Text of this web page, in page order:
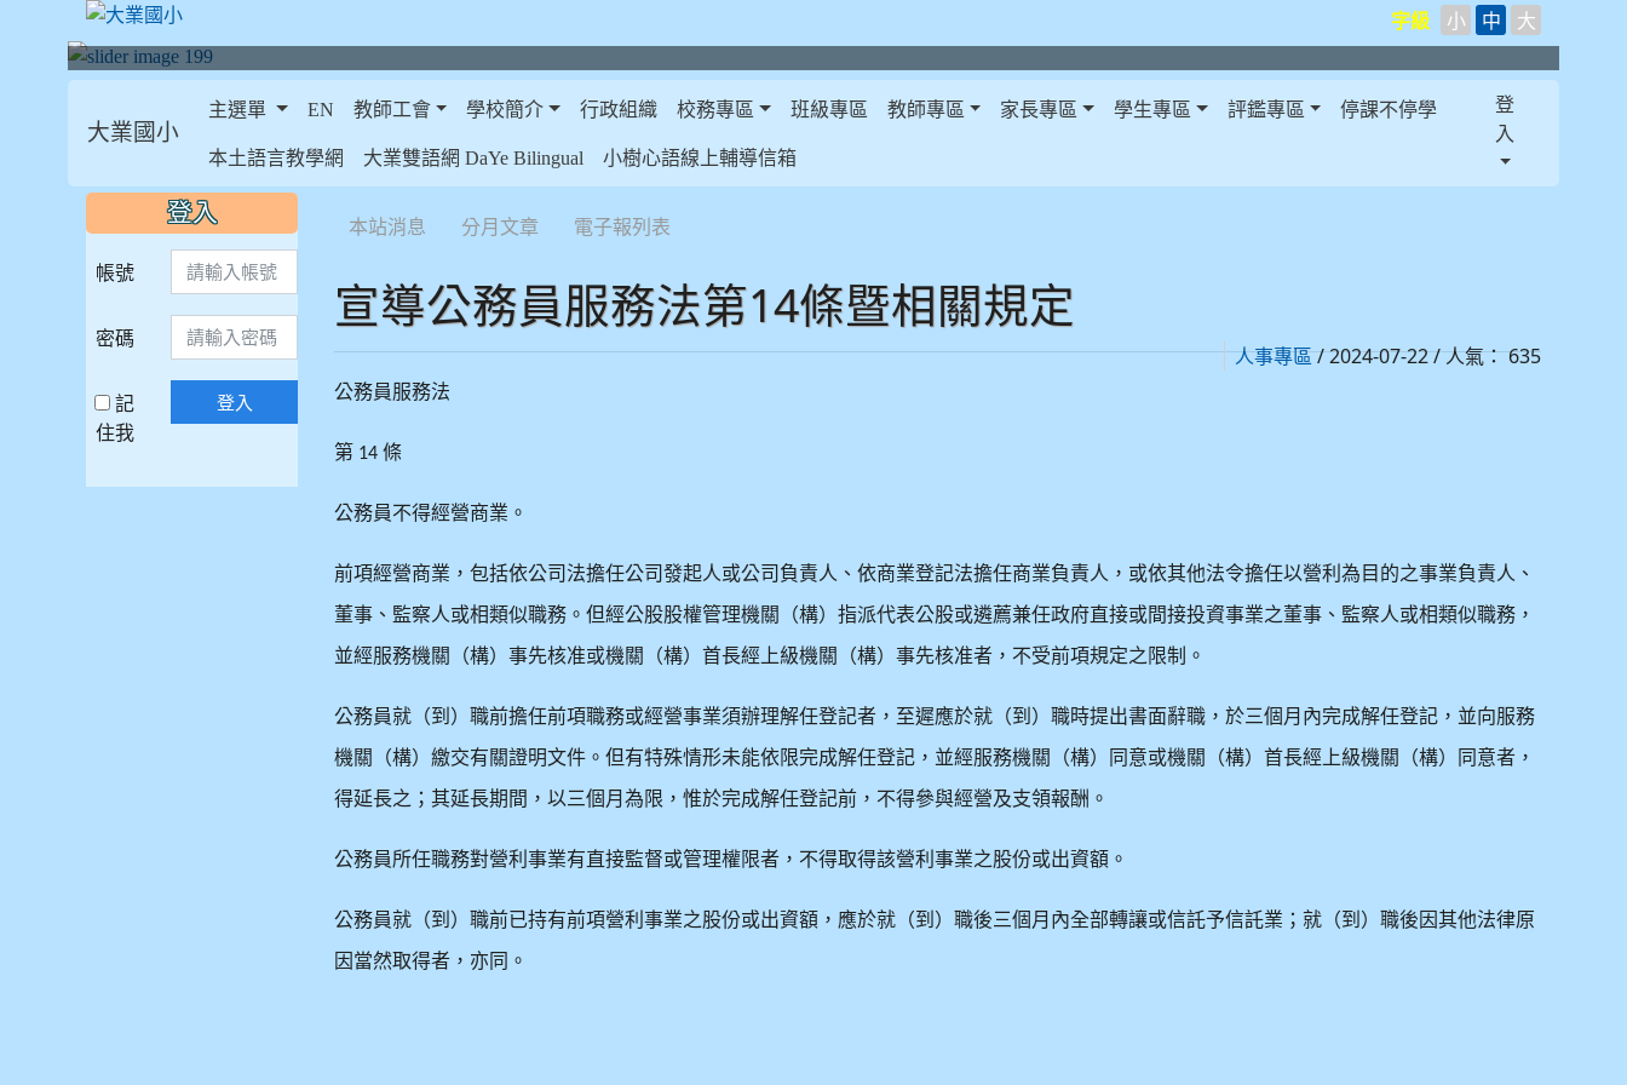
字級 小 中 大
大業國小
主選單 EN 教師工會 學校簡介 行政組織 校務專區 班級專區 教師專區 家長專區 學生專區 評鑑專區 停課不停學
本土語言教學網 大業雙語網 DaYe Bilingual 小樹心語線上輔導信箱
登
入
本站消息 分月文章 電子報列表
宣導公務員服務法第14條暨相關規定
人事專區/ 2024-07-22 / 人氣： 635
公務員服務法
第 14條
公務員不得經營商業。
前項經營商業，包括依公司法擔任公司發起人或公司負責人、依商業登記法擔任商業負責人，或依其他法令擔任以營利為目的之事業負責人、
董事、監察人或相類似職務。但經公股股權管理機關（構）指派代表公股或遴薦兼任政府直接或間接投資事業之董事、監察人或相類似職務，
並經服務機關（構）事先核准或機關（構）首長經上級機關（構）事先核准者，不受前項規定之限制。
公務員就（到）職前擔任前項職務或經營事業須辦理解任登記者，至遲應於就（到）職時提出書面辭職，於三個月內完成解任登記，並向服務
機關（構）繳交有關證明文件。但有特殊情形未能依限完成解任登記，並經服務機關（構）同意或機關（構）首長經上級機關（構）同意者，
得延長之；其延長期間，以三個月為限，惟於完成解任登記前，不得參與經營及支領報酬。
公務員所任職務對營利事業有直接監督或管理權限者，不得取得該營利事業之股份或出資額。
公務員就（到）職前已持有前項營利事業之股份或出資額，應於就（到）職後三個月內全部轉讓或信託予信託業；就（到）職後因其他法律原
因當然取得者，亦同。
::: 登入
帳號
密碼
記
住我
登入